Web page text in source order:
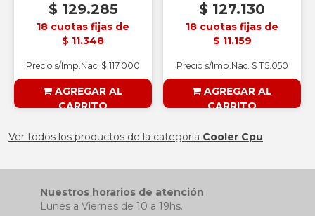
$ 129.285
18 cuotas fijas de
$ 11.348
Precio s/Imp.Nac. $ 117.000
AGREGAR AL
CARRITO
$ 127.130
18 cuotas fijas de
$ 11.159
Precio s/Imp.Nac. $ 115.050
AGREGAR AL
CARRITO
Ver todos los productos de la categoría Cooler Cpu
Nuestros horarios de atención
Lunes a Viernes de 10 a 19hs.